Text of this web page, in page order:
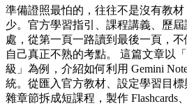
準備證照最怕的，往往不是沒有教
少。官方學習指引、課程講義、歷
處，從第一頁一路讀到最後一頁，
自己真正不熟的考點。 這篇文章以
級」為例，介紹如何利用 Gemini
統。從匯入官方教材、設定學習目
雜章節拆成短課程，製作 Flashcards